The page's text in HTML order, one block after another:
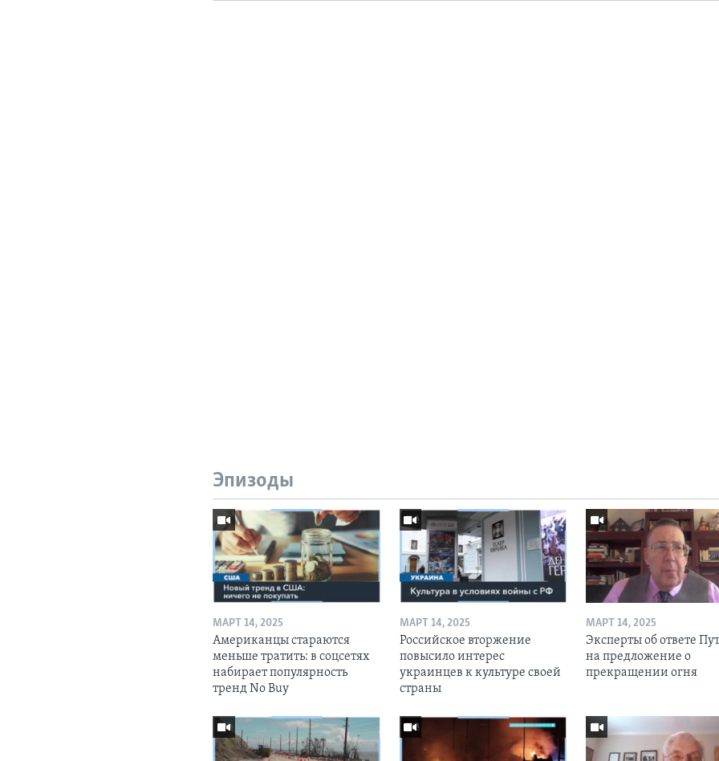
Эпизоды
МАРТ 14, 2025
Американцы стараются
меньше тратить: в соцсетях
набирает популярность
тренд No Buy
МАРТ 14, 2025
Российское вторжение
повысило интерес
украинцев к культуре своей
страны
МАРТ 14, 2025
Эксперты об ответе
на предложение о
прекращении огня